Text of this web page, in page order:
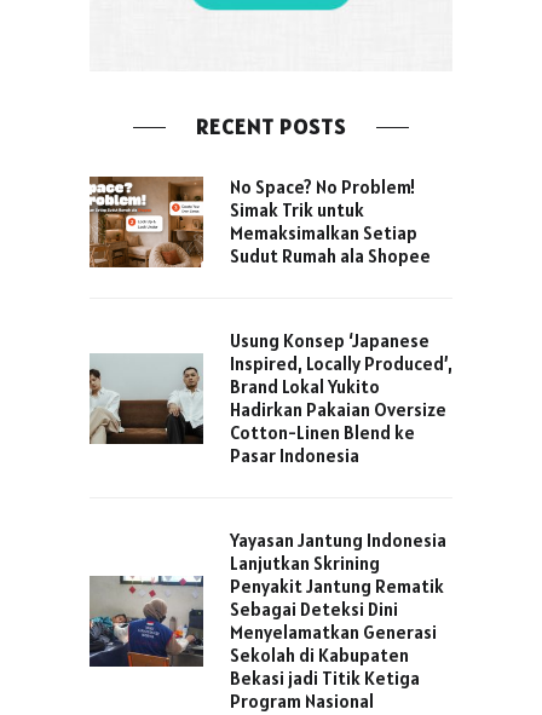
RECENT POSTS
No Space? No Problem!
Simak Trik untuk
Memaksimalkan Setiap
Sudut Rumah ala Shopee
Usung Konsep ‘Japanese
Inspired, Locally Produced’,
Brand Lokal Yukito
Hadirkan Pakaian Oversize
Cotton-Linen Blend ke
Pasar Indonesia
Yayasan Jantung Indonesia
Lanjutkan Skrining
Penyakit Jantung Rematik
Sebagai Deteksi Dini
Menyelamatkan Generasi
Sekolah di Kabupaten
Bekasi jadi Titik Ketiga
Program Nasional